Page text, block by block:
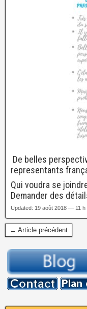
De belles
representants
Qui voudra se
Demander des
Updated: 19 août 2018 — 11 h
← Article précédent